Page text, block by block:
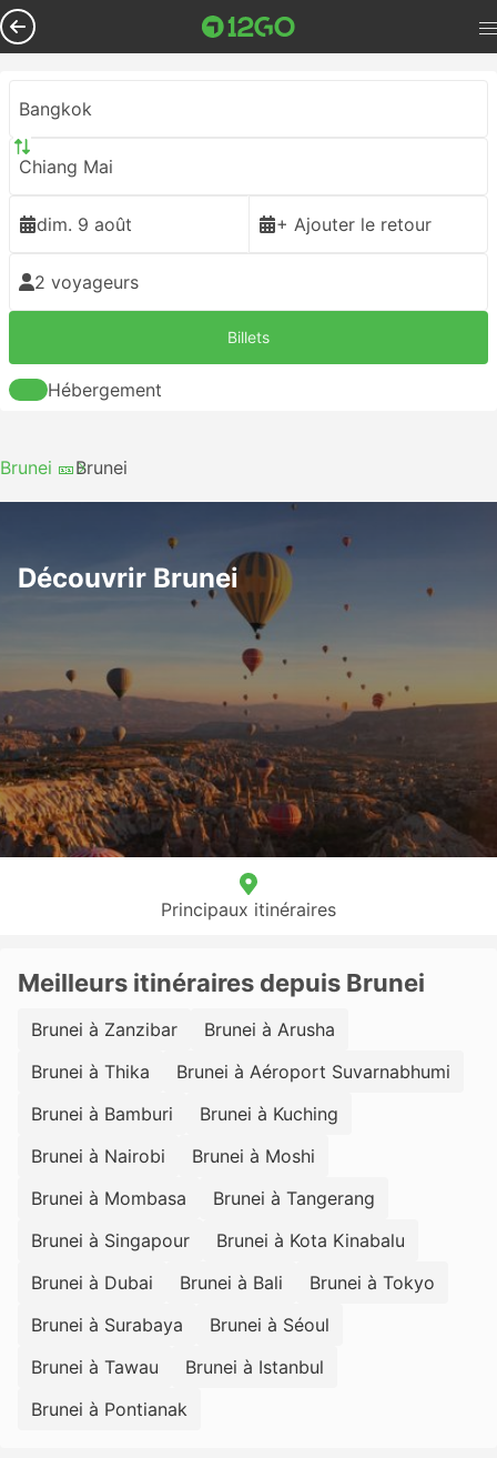
Bangkok
Chiang Mai
dim. 9 août + Ajouter le retour
2 voyageurs
Billets
Hébergement
Brunei 🎫Brunei
Découvrir Brunei
Principaux itinéraires
Meilleurs itinéraires depuis Brunei
Brunei à Zanzibar
Brunei à Arusha
Brunei à Thika
Brunei à Aéroport Suvarnabhumi
Brunei à Bamburi
Brunei à Kuching
Brunei à Nairobi
Brunei à Moshi
Brunei à Mombasa
Brunei à Tangerang
Brunei à Singapour
Brunei à Kota Kinabalu
Brunei à Dubai
Brunei à Bali
Brunei à Tokyo
Brunei à Surabaya
Brunei à Séoul
Brunei à Tawau
Brunei à Istanbul
Brunei à Pontianak